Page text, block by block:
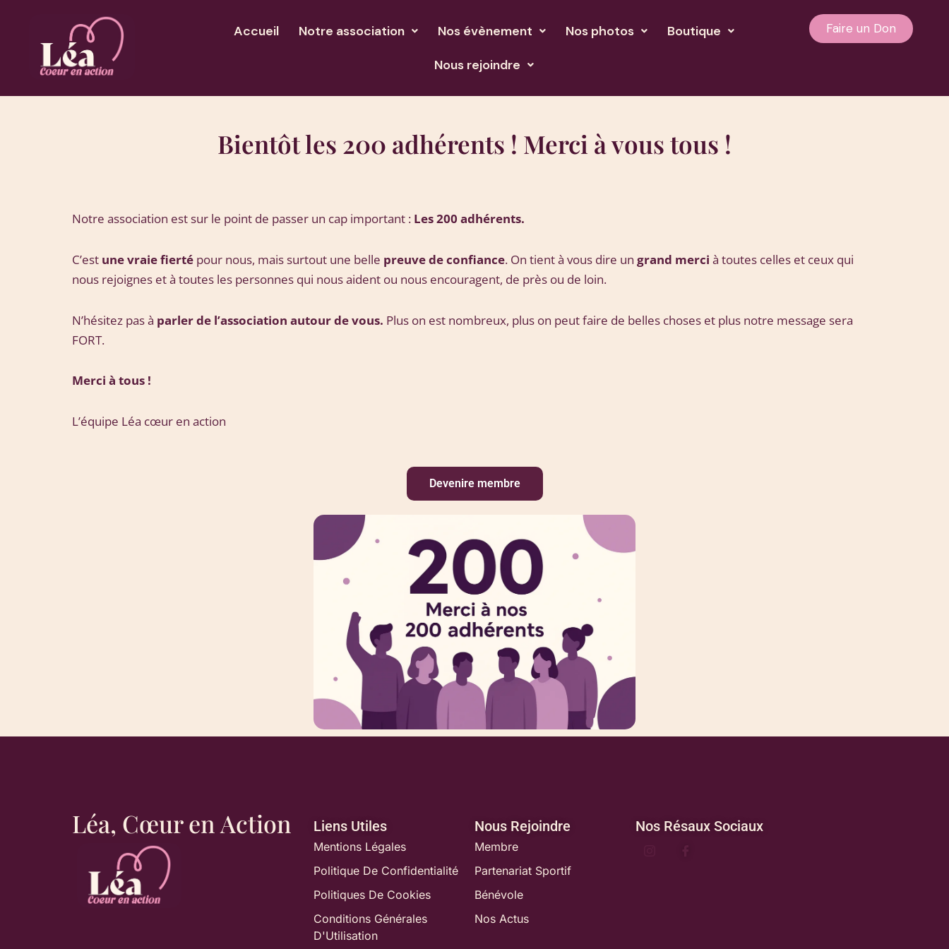
contenu
Accueil Notre association Nos évènement Nos photos
Boutique
Nous rejoindre
Faire un Don
Bientôt les 200 adhérents ! Merci à vous tous !
Notre association est sur le point de passer un cap important : Les 200 adhérents.
C’est une vraie fierté pour nous, mais surtout une belle preuve de confiance. On tient à vous dire un grand merci à toutes celles et ceux qui
nous rejoignes et à toutes les personnes qui nous aident ou nous encouragent, de près ou de loin.
N’hésitez pas à parler de l’association autour de vous. Plus on est nombreux, plus on peut faire de belles choses et plus notre message sera
FORT.
Merci à tous !
L’équipe Léa cœur en action
Devenire membre
Léa, Cœur en Action Liens Utiles
Mentions Légales
Politique De Confidentialité
Politiques De Cookies
Conditions Générales
D'Utilisation
Nous Rejoindre
Membre
Partenariat Sportif
Bénévole
Nos Actus
Nos Résaux Sociaux